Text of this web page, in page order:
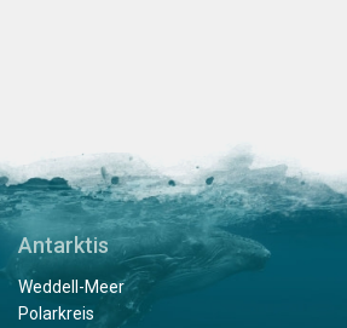
Antarktis
Weddell-Meer
Polarkreis